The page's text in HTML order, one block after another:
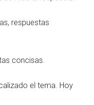
respuestas
concisas.
el tema. Hoy